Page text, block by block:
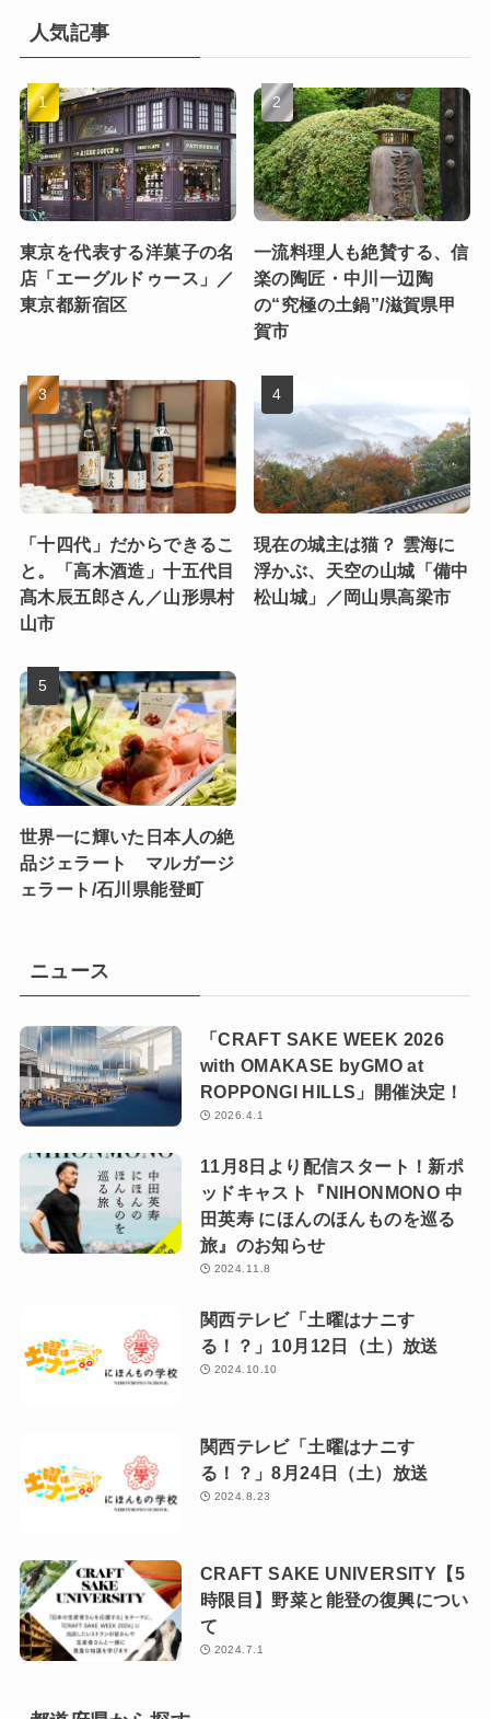
人気記事
東京を代表する洋菓子の名
店「エーグルドゥース」／
東京都新宿区
一流料理人も絶賛する、信
楽の陶匠・中川一辺陶
の“究極の土鍋”/滋賀県甲
賀市
「十四代」だからできるこ
と。「高木酒造」十五代目
髙木辰五郎さん／山形県村
山市
現在の城主は猫？ 雲海に
浮かぶ、天空の山城「備中
松山城」／岡山県高梁市
世界一に輝いた日本人の絶
品ジェラート マルガージ
ェラート/石川県能登町
ニュース
「CRAFT SAKE WEEK 2026
with OMAKASE byGMO at
ROPPONGI HILLS」開催決定！
2026.4.1
11月8日より配信スタート！新ポ
ッドキャスト『NIHONMONO 中
田英寿 にほんのほんものを巡る
旅』のお知らせ
2024.11.8
関西テレビ「土曜はナニす
る！？」10月12日（土）放送
2024.10.10
関西テレビ「土曜はナニす
る！？」8月24日（土）放送
2024.8.23
CRAFT SAKE UNIVERSITY【5
時限目】野菜と能登の復興につい
て
2024.7.1